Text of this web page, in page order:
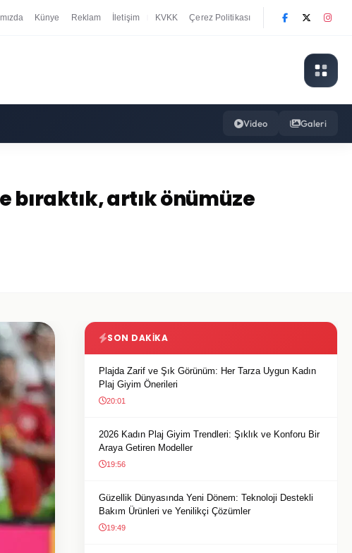
Künye Reklam İletişim KVKK Çerez Politikası
Video Galeri
bıraktık, artık önümüze
SON DAKIKA
Plajda Zarif ve Şık Görünüm: Her Tarza Uygun Kadın
Plaj Giyim Önerileri
20:01
2026 Kadın Plaj Giyim Trendleri: Şıklık ve Konforu Bir
Araya Getiren Modeller
19:56
Güzellik Dünyasında Yeni Dönem: Teknoloji Destekli
Bakım Ürünleri ve Yenilikçi Çözümler
19:49